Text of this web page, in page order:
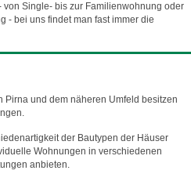
von Single- bis zur Familienwohnung oder
- bei uns findet man fast immer die
Pirna und dem näheren Umfeld besitzen
der Bautypen der Häuser
Wohnungen in verschiedenen
anbieten.